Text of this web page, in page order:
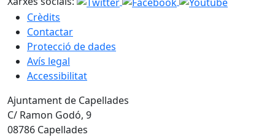
Crèdits
Contactar
Protecció de dades
Avís legal
Accessibilitat
Ajuntament de Capellades
C/ Ramon Godó, 9
08786 Capellades